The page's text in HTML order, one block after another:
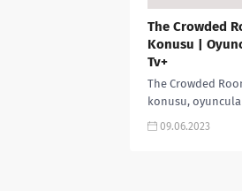
The Crowded
Konusu |
Tv+
The Crowded
konusu,
fragman, Netflix,
09.06.2023